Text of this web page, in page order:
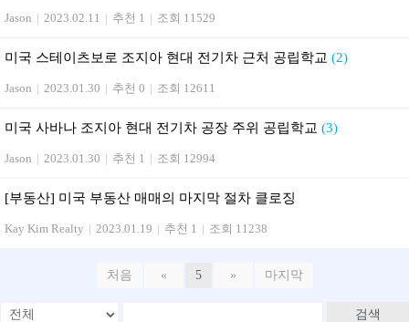
Jason | 2023.02.11 | 추천 1 | 조회 11529
미국 스테이츠보로 조지아 현대 전기차 근처 공립학교 (2)
Jason | 2023.01.30 | 추천 0 | 조회 12611
미국 사바나 조지아 현대 전기차 공장 주위 공립학교 (3)
Jason | 2023.01.30 | 추천 1 | 조회 12994
[부동산] 미국 부동산 매매의 마지막 절차 클로징
Kay Kim Realty | 2023.01.19 | 추천 1 | 조회 11238
처음 « 5 » 마지막
검색